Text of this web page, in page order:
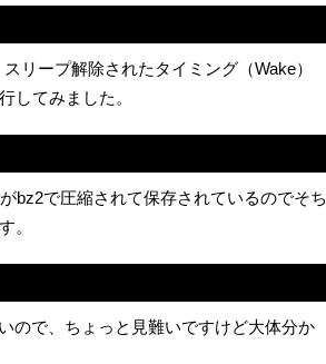
リープ解除されたタイミング（Wake）
してみました。
bz2で圧縮されて保存されているのでそち
。
ので、ちょっと見難いですけど大体分か